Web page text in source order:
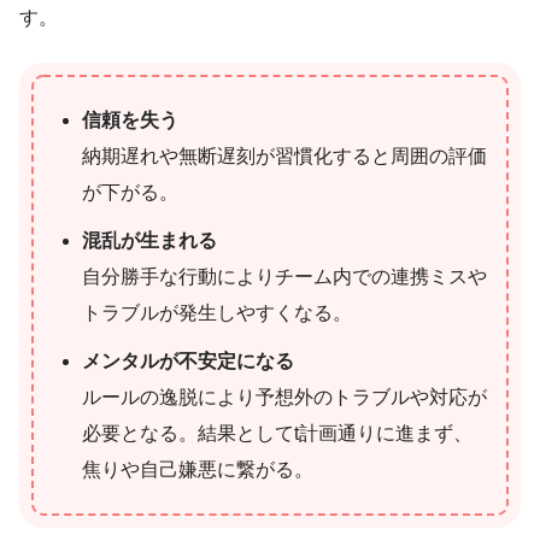
す。
信頼を失う
納期遅れや無断遅刻が習慣化すると周囲の評価
が下がる。
混乱が生まれる
自分勝手な行動によりチーム内での連携ミスや
トラブルが発生しやすくなる。
メンタルが不安定になる
ルールの逸脱により予想外のトラブルや対応が
必要となる。結果としてt計画通りに進まず、
焦りや自己嫌悪に繋がる。